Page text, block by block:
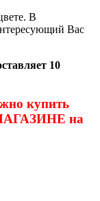
В
Вас
10
купить
на